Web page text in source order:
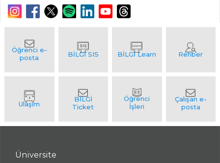
Üniversite